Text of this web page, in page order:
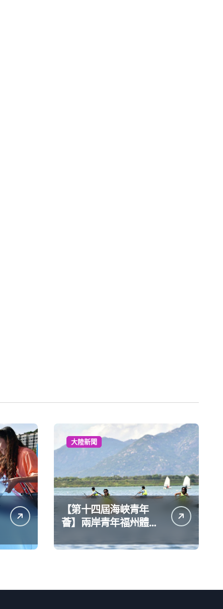
大陸新聞
【第十四屆海峽青年
薈】兩岸青年福州體驗